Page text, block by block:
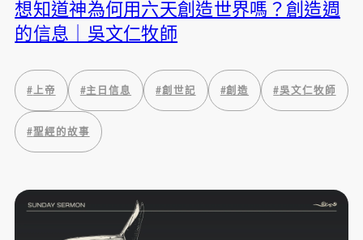
想知道神為何用六天創造世界嗎？創造週
的信息｜吳文仁牧師
#上帝 #主日信息 #創世記 #創造 #吳文仁牧師
#聖經的故事